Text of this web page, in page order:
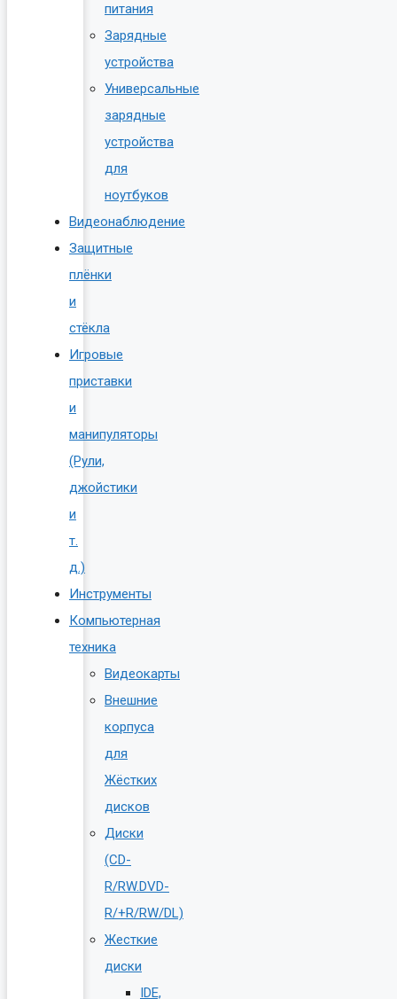
питания
Зарядные
устройства
Универсальные
зарядные
устройства
для
ноутбуков
Видеонаблюдение
Защитные
плёнки
и
стёкла
Игровые
приставки
и
манипуляторы
(Рули,
джойстики
и
т.
д.)
Инструменты
Компьютерная
техника
Видеокарты
Внешние
корпуса
для
Жёстких
дисков
Диски
(CD-
R/RW.DVD-
R/+R/RW/DL)
Жесткие
диски
IDE,